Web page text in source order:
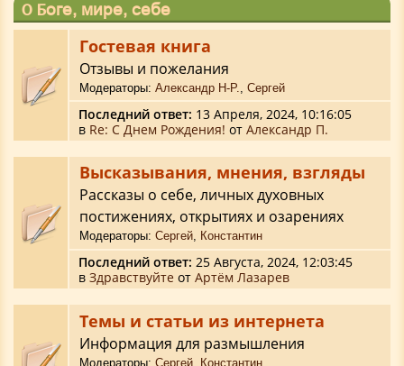
О Боге, мире, себе
Гостевая книга
Отзывы и пожелания
Модераторы:Александр Н-Р. ,Сергей
Последний ответ: 13 Апреля, 2024, 10:16:05
в Re: С Днем Рождения! от Александр П.
Высказывания, мнения, взгляды
Рассказы о себе, личных духовных
постижениях, открытиях и озарениях
Модераторы:Сергей, Константин
Последний ответ: 25 Августа, 2024, 12:03:45
в Здравствуйте от Артём Лазарев
Темы и статьи из интернета
Информация для размышления
Модераторы:Сергей, Константин